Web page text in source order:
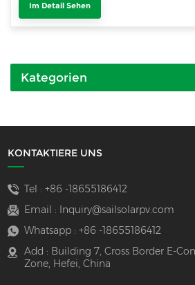
Im Detail Sehen
Kategorien
KONTAKTIERE UNS
Tel : +86 -18655186412
Email :
Inquiry@sailsolarpv.com
Whatsapp : +86 -18655186412
Add : Building 7, Cross Border E-
Zone, Hefei, China